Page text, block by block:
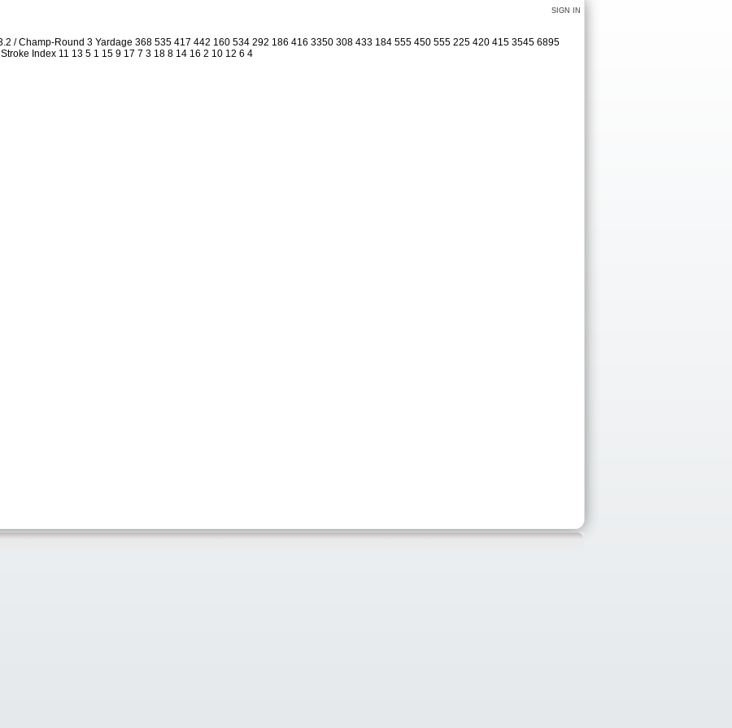
SIGN IN
/ Champ-Round 3 Yardage 368 535 417 442 160 534 292 186 416 3350 308 433 184 555 450 555 225 420 415 3545 6895
Index 11 13 5 1 15 9 17 7 3 18 8 14 16 2 10 12 6 4